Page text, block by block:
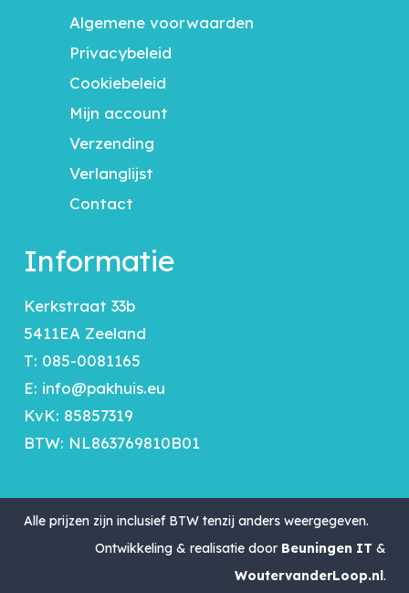
Algemene voorwaarden
Privacybeleid
Cookiebeleid
Mijn account
Verzending
Verlanglijst
Contact
Informatie
Kerkstraat 33b
5411EA Zeeland
T: 085-0081165
E: info@pakhuis.eu
KvK: 85857319
BTW: NL863769810B01
Alle prijzen zijn inclusief BTW tenzij anders weergegeven.
Ontwikkeling & realisatie door Beuningen IT &
WoutervanderLoop.nl.